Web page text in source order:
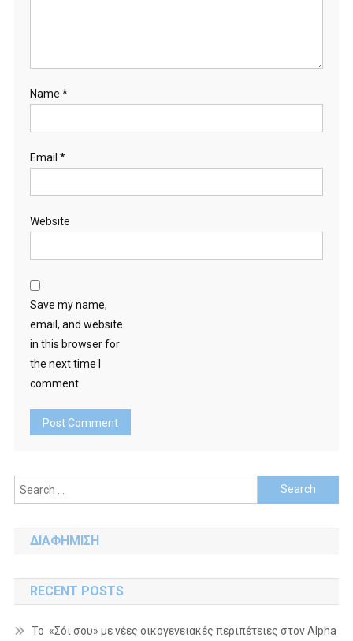
Name *
Email *
Website
Save my name,
email, and website
in this browser for
the next time I
comment.
Search
for:
ΔΙΑΦΗΜΙΣΗ
RECENT POSTS
Το «Σόι σου» με νέες οικογενειακές περιπέτειες στον Alpha